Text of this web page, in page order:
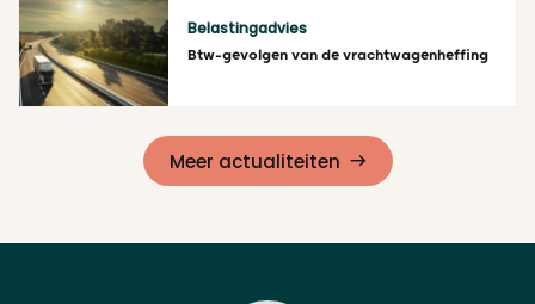
Belastingadvies
Btw-gevolgen van de vrachtwagenheffing
Meer actualiteiten